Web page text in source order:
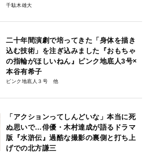
千駄木雄大
二十年間演劇で培ってきた「身体を描き
込む技術」を注ぎ込みました『おもちゃ
の指輪がほしいねん』ピンク地底人3号×
本谷有希子
ピンク地底人３号
「アクションってしんどいな」本当に死
ぬ思いで…俳優・木村達成が語るドラマ
版『水滸伝』過酷な撮影の裏側と打ち上
げでの北方謙三